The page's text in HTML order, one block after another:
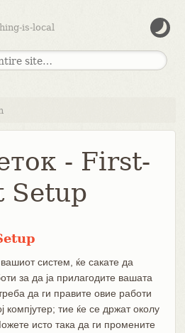
is-local
- First-
Setup
систем, ќе сакате да
за да ја прилагодите вашата
да ги правите овие работи
тие ќе се држат околу
исто така да ги промените